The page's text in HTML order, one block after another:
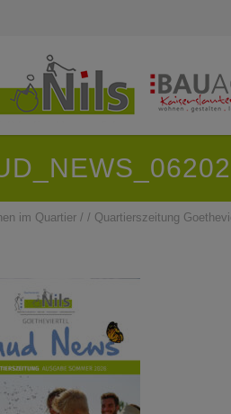
im Quartier / / Quartierszeitung